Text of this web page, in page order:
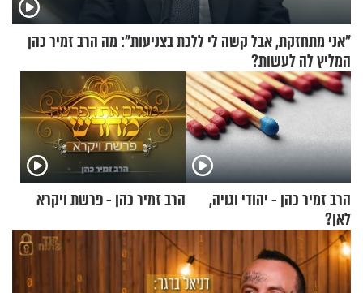
"אני מתחזקת, אבל קשה לי ללכת בצניעות": מה הרב זמיר כהן
המליץ לה לעשות?
הרב זמיר כהן - יהודי וגויה,
לאן?
הרב זמיר כהן - פרשת ויקרא